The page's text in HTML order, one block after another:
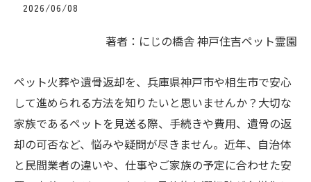
2026/06/08
著者：にじの橋舎 神戸住吉ペット霊園
ペット火葬や遺骨返却を、兵庫県神戸市や相生市で安心
して進められる方法を知りたいと思いませんか？大切な
家族であるペットを見送る際、手続きや費用、遺骨の返
却の可否など、悩みや疑問が尽きません。近年、自治体
と民間業者の違いや、仕事やご家族の予定に合わせた安